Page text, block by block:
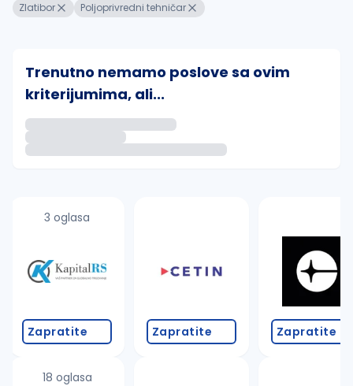
Zlatibor Poljoprivredni tehničar
Trenutno nemamo poslove sa ovim
kriterijumima, ali...
proverite pravopisne greške (koristite č, ć, š, đ,
promenite odabrane filtere pretrage
3 oglasa
Zapratite
18 oglasa
Zapratite Zapratite